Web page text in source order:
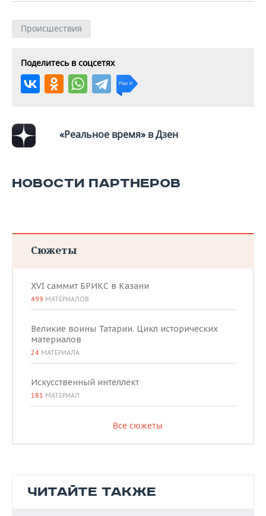
Происшествия
Поделитесь в соцсетях
«Реальное время» в Дзен
НОВОСТИ ПАРТНЕРОВ
Сюжеты
XVI саммит БРИКС в Казани
499 МАТЕРИАЛОВ
Великие воины Татарии. Цикл исторических
материалов
24 МАТЕРИАЛА
Искусственный интеллект
181 МАТЕРИАЛ
Все сюжеты
ЧИТАЙТЕ ТАКЖЕ